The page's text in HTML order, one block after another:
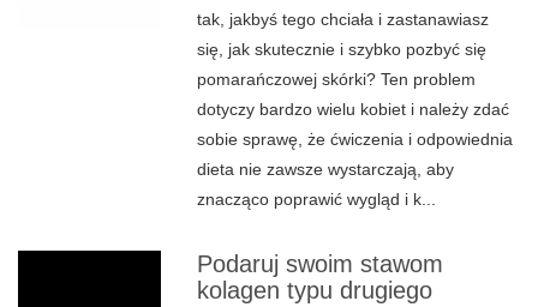
tak, jakbyś tego chciała i zastanawiasz
się, jak skutecznie i szybko pozbyć się
pomarańczowej skórki? Ten problem
dotyczy bardzo wielu kobiet i należy zdać
sobie sprawę, że ćwiczenia i odpowiednia
dieta nie zawsze wystarczają, aby
znacząco poprawić wygląd i k...
Podaruj swoim stawom
kolagen typu drugiego